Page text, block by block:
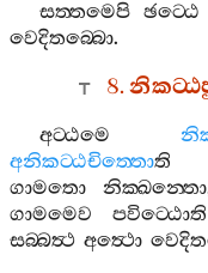
සත‍්තමෙපි ඡට‍්ඨෙ
වෙදිතබ‍්බො.
8.
අට‍්ඨමෙ
අනිකට‍්ඨචිත‍්තොති
ගාමතො
නික‍්ඛන‍්තො
ගාමමෙව
පවිට‍්ඨොති
සබ‍්බත්‍ථ අත්‍ථො